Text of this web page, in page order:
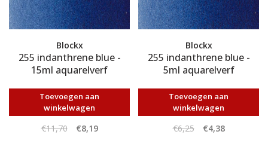
Blockx
255 indanthrene blue -
15ml aquarelverf
Toevoegen aan
winkelwagen
€11,70 €8,19
Blockx
255 indanthrene blue -
5ml aquarelverf
Toevoegen aan
winkelwagen
€6,25 €4,38